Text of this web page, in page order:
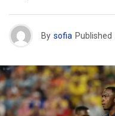
By sofia Published